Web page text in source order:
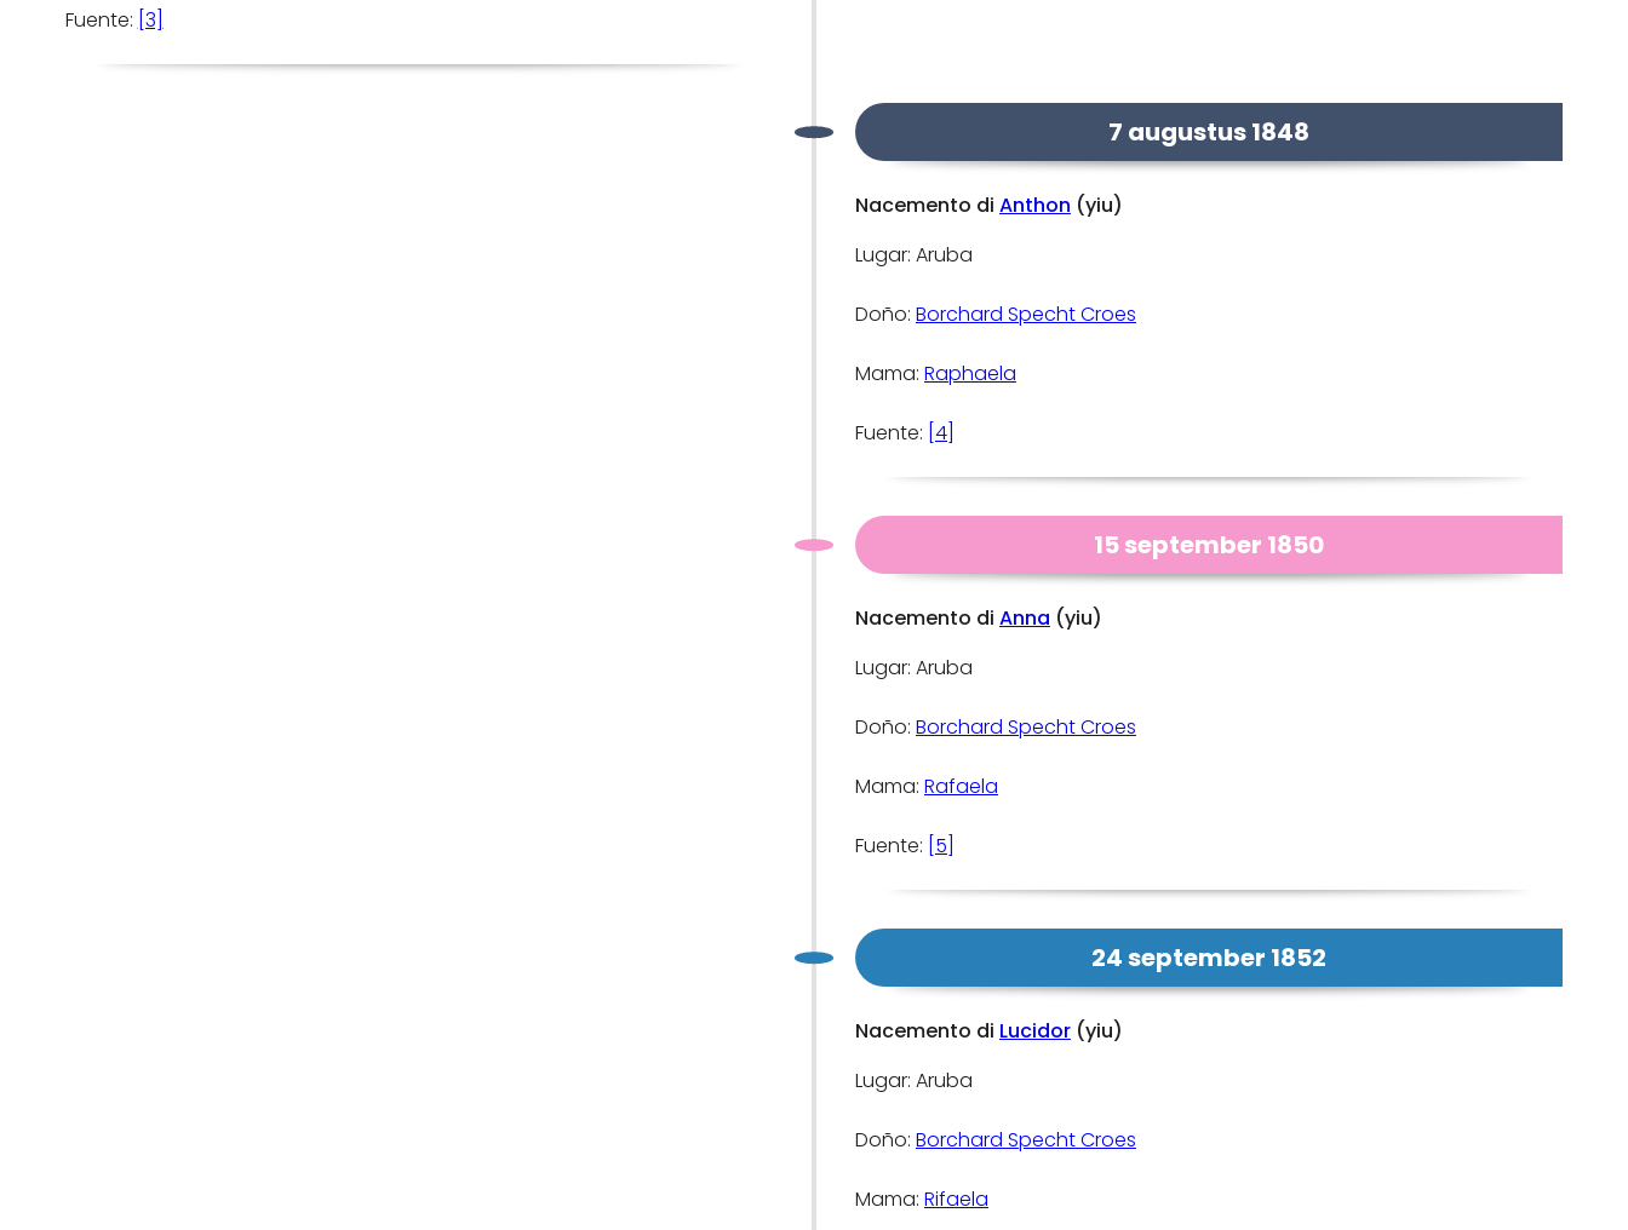
Fuente: [3]
7 augustus 1848
Nacemento di Anthon (yiu)
Lugar: Aruba
Doño: Borchard Specht Croes
Mama: Raphaela
Fuente: [4]
15 september 1850
Nacemento di Anna (yiu)
Lugar: Aruba
Doño: Borchard Specht Croes
Mama: Rafaela
Fuente: [5]
24 september 1852
Nacemento di Lucidor (yiu)
Lugar: Aruba
Doño: Borchard Specht Croes
Mama: Rifaela